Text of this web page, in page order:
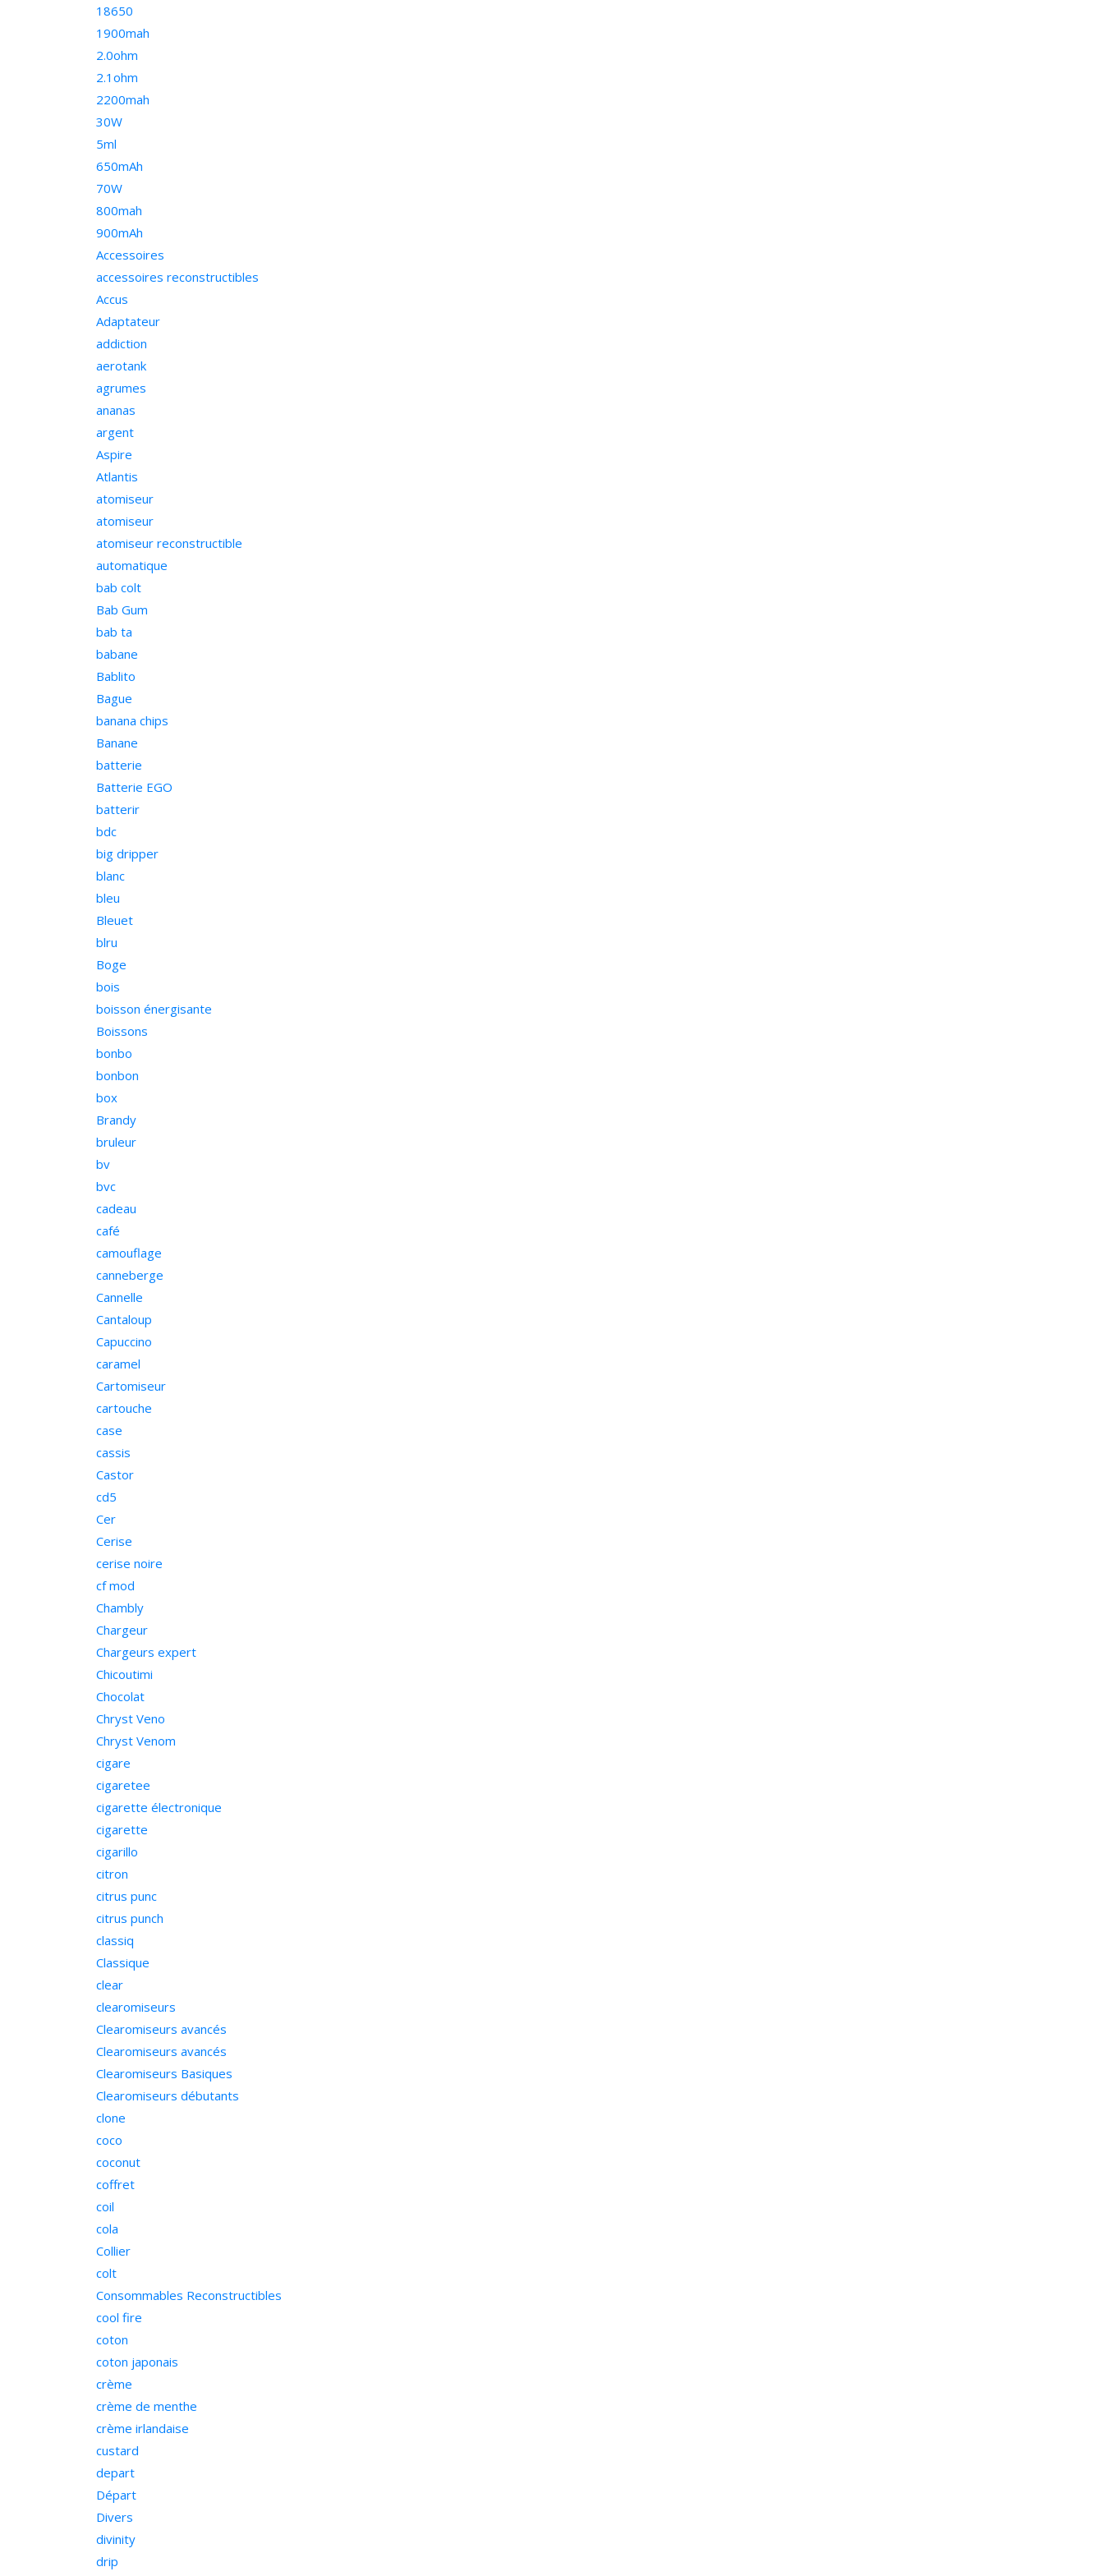
18650
1900mah
2.0ohm
2.1ohm
2200mah
30W
5ml
650mAh
70W
800mah
900mAh
Accessoires
accessoires reconstructibles
Accus
Adaptateur
addiction
aerotank
agrumes
ananas
argent
Aspire
Atlantis
atomiseur
atomiseur
atomiseur reconstructible
automatique
bab colt
Bab Gum
bab ta
babane
Bablito
Bague
banana chips
Banane
batterie
Batterie EGO
batterir
bdc
big dripper
blanc
bleu
Bleuet
blru
Boge
bois
boisson énergisante
Boissons
bonbo
bonbon
box
Brandy
bruleur
bv
bvc
cadeau
café
camouflage
canneberge
Cannelle
Cantaloup
Capuccino
caramel
Cartomiseur
cartouche
case
cassis
Castor
cd5
Cer
Cerise
cerise noire
cf mod
Chambly
Chargeur
Chargeurs expert
Chicoutimi
Chocolat
Chryst Veno
Chryst Venom
cigare
cigaretee
cigarette électronique
cigarette
cigarillo
citron
citrus punc
citrus punch
classiq
Classique
clear
clearomiseurs
Clearomiseurs avancés
Clearomiseurs avancés
Clearomiseurs Basiques
Clearomiseurs débutants
clone
coco
coconut
coffret
coil
cola
Collier
colt
Consommables Reconstructibles
cool fire
coton
coton japonais
crème
crème de menthe
crème irlandaise
custard
depart
Départ
Divers
divinity
drip